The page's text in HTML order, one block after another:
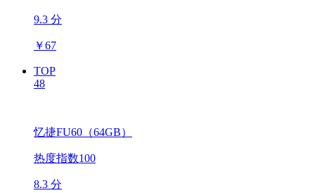
9.3 分
￥67
TOP
48
忆捷FU60（64GB）
热度指数100
8.3 分